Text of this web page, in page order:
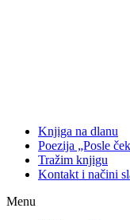
Knjiga na dlanu
Poezija „Posle
Tražim knjigu
Kontakt i načini
Menu